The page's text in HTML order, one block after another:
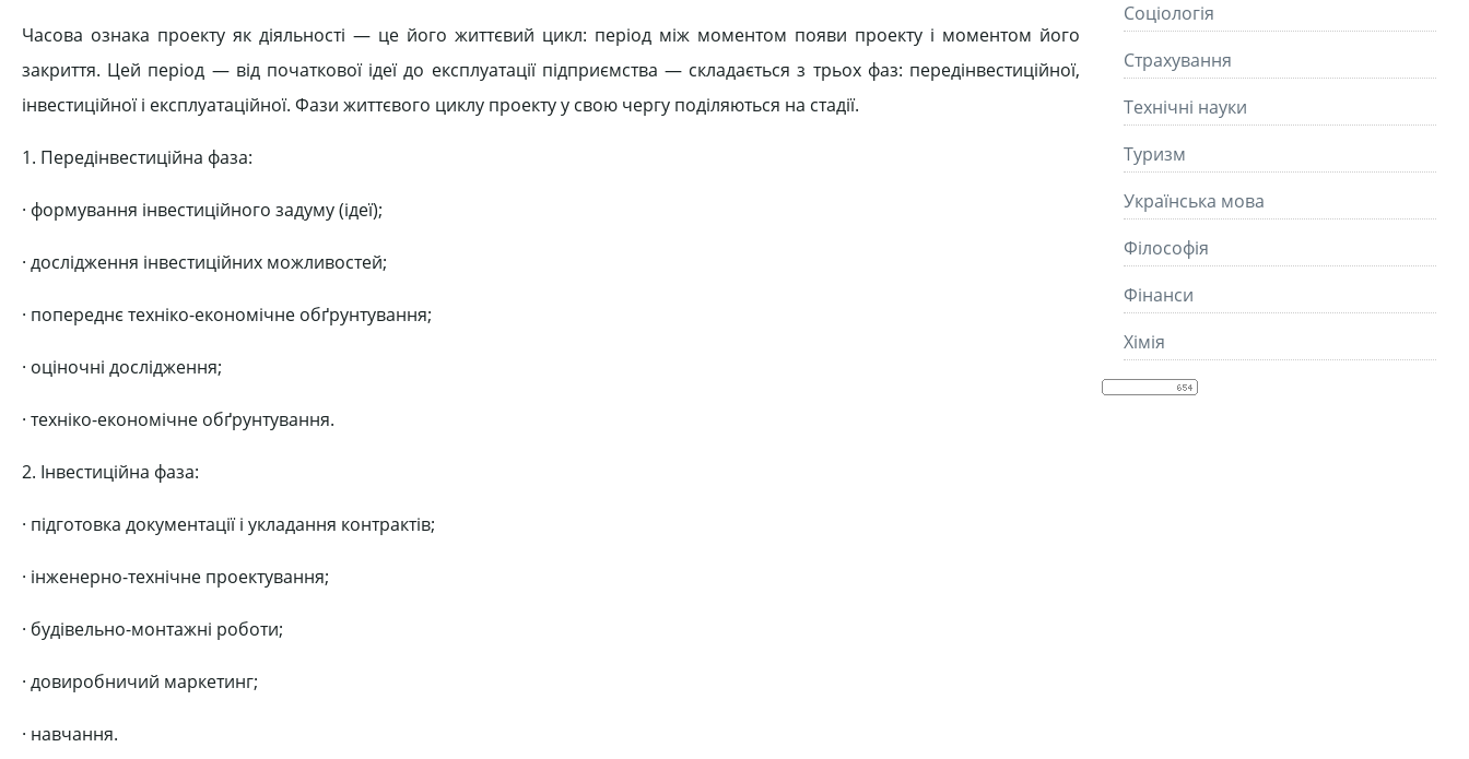
Часова ознака проекту як діяльності — це його життєвий цикл: період між моментом появи проекту і моментом його
закриття. Цей період — від початкової ідеї до експлуатації підприємства — складається з трьох фаз: передінвестиційної,
інвестиційної і експлуатаційної. Фази життєвого циклу проекту у свою чергу поділяються на стадії.
1. Передінвестиційна фаза:
· формування інвестиційного задуму (ідеї);
· дослідження інвестиційних можливостей;
· попереднє техніко-економічне обґрунтування;
· оціночні дослідження;
· техніко-економічне обґрунтування.
2. Інвестиційна фаза:
· підготовка документації і укладання контрактів;
· інженерно-технічне проектування;
· будівельно-монтажні роботи;
· довиробничий маркетинг;
· навчання.
Соціологія
Страхування
Технічні науки
Туризм
Українська мова
Філософія
Фінанси
Хімія